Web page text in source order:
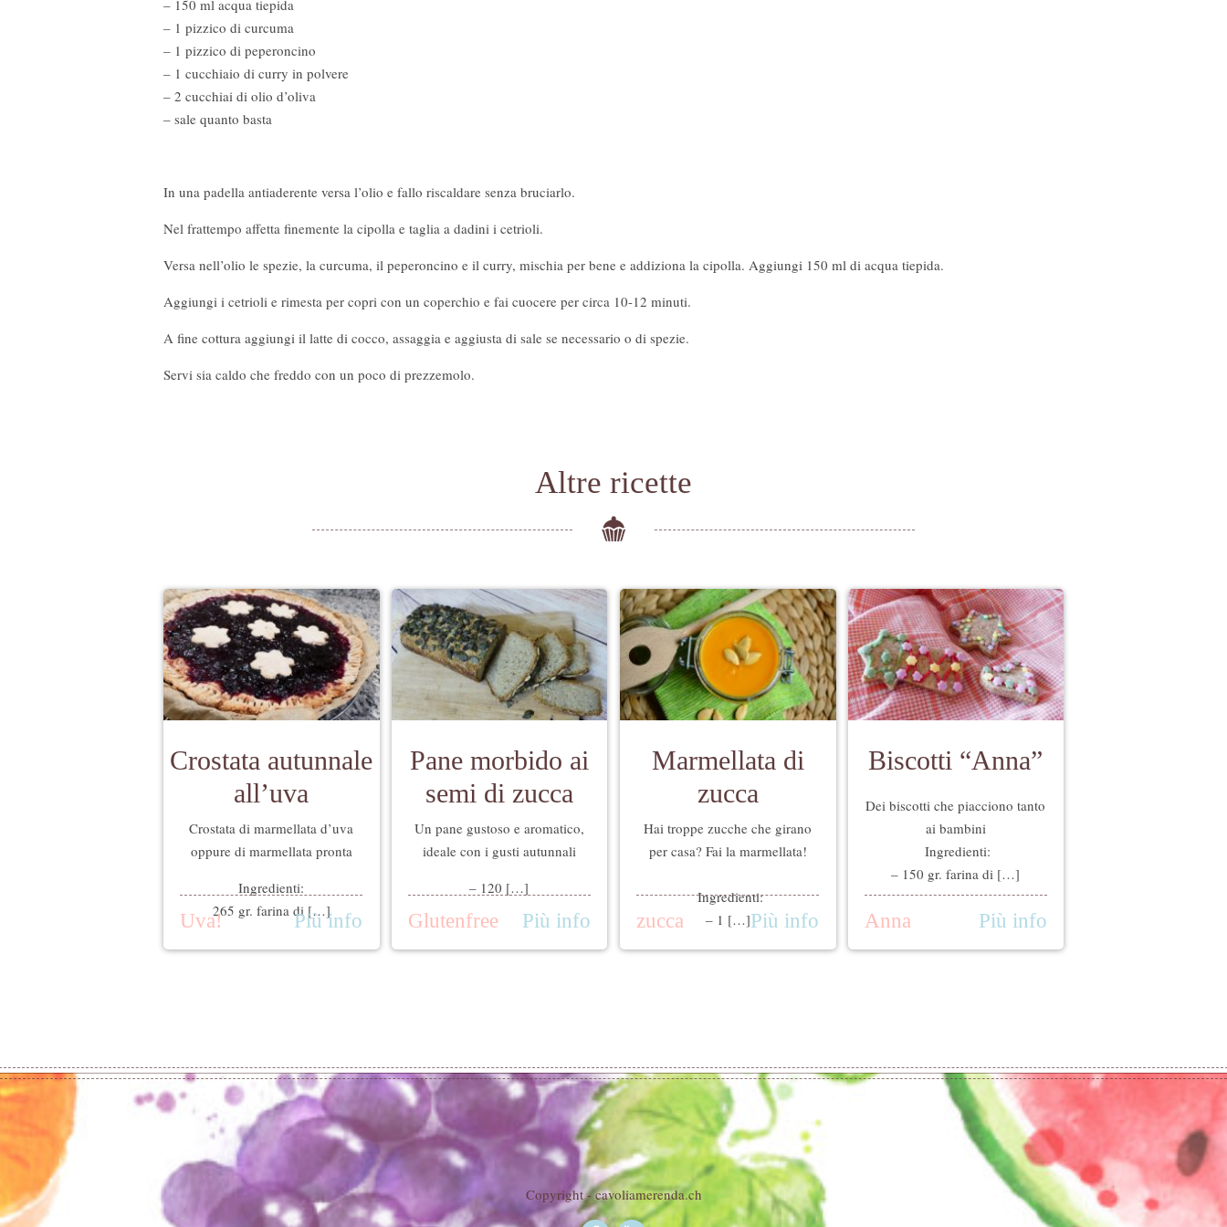
– 150 ml acqua tiepida
– 1 pizzico di curcuma
– 1 pizzico di peperoncino
– 1 cucchiaio di curry in polvere
– 2 cucchiai di olio d’oliva
– sale quanto basta
In una padella antiaderente versa l’olio e fallo riscaldare senza bruciarlo.
Nel frattempo affetta finemente la cipolla e taglia a dadini i cetrioli.
Versa nell’olio le spezie, la curcuma, il peperoncino e il curry, mischia per bene e addiziona la cipolla. Aggiungi 150 ml di acqua tiepida.
Aggiungi i cetrioli e rimesta per copri con un coperchio e fai cuocere per circa 10-12 minuti.
A fine cottura aggiungi il latte di cocco, assaggia e aggiusta di sale se necessario o di spezie.
Servi sia caldo che freddo con un poco di prezzemolo.
Altre ricette
Crostata autunnale
all’uva
Crostata di marmellata d’uva
oppure di marmellata pronta
Ingredienti:
265 gr. farina di […]
Uva! Più info
Pane morbido ai
semi di zucca
Un pane gustoso e aromatico,
ideale con i gusti autunnali
– 120 […]
Glutenfree Più info
Marmellata di
zucca
Hai troppe zucche che girano
per casa? Fai la marmellata!
Ingredienti:
– 1 […]
zucca Più info
Biscotti “Anna”
Dei biscotti che piacciono tanto
ai bambini
Ingredienti:
– 150 gr. farina di […]
Anna Più info
Copyright - cavoliamerenda.ch